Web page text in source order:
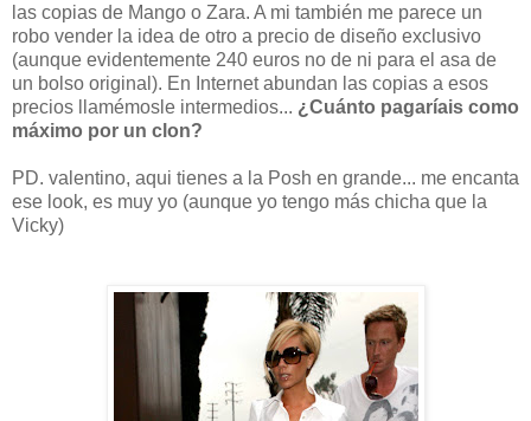
las copias de Mango o Zara. A mi también me parece un
robo vender la idea de otro a precio de diseño exclusivo
(aunque evidentemente 240 euros no de ni para el asa de
un bolso original). En Internet abundan las copias a esos
precios llamémosle intermedios... ¿Cuánto pagaríais como
máximo por un clon?
PD. valentino, aqui tienes a la Posh en grande... me encanta
ese look, es muy yo (aunque yo tengo más chicha que la
Vicky)